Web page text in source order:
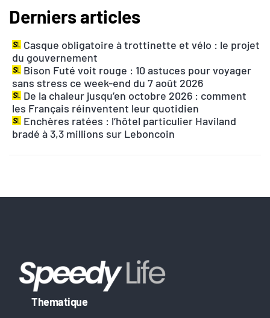
A
t
e
r
n
a
t
:
Derniers articles
Casque obligatoire à trottinette et vélo : le projet
du gouvernement
Bison Futé voit rouge : 10 astuces pour voyager
sans stress ce week-end du 7 août 2026
De la chaleur jusqu’en octobre 2026 : comment
les Français réinventent leur quotidien
Enchères ratées : l’hôtel particulier Haviland
bradé à 3,3 millions sur Leboncoin
Thematique